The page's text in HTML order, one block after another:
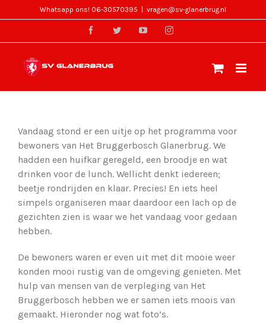
to
Whatsapp ons! 06-30570395 vragen@sv-glanerbrug.nl
facebooktwitter youtubeinstagram
Vandaag stond er een uitje op het programma voor
bewoners van Het Bruggerbosch Glanerbrug. We
hadden een huifkar geregeld, een broodje en wat
drinken voor de lunch. Wellicht denkt iedereen;
beetje rondrijden en klaar. Precies! En iets heel
simpels organiseren maar daardoor een lach op de
gezichten zien is waar we het vandaag voor gedaan
hebben.
De bewoners waren er even uit met dit mooie weer
konden mooi rustig van de omgeving genieten. Met
hulp van mensen van de verpleging van Het
Bruggerbosch hebben we er samen iets moois van
gemaakt. Hieronder nog wat foto’s.